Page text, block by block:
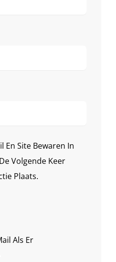
En Site Bewaren In
Volgende Keer
Plaats.
Als Er